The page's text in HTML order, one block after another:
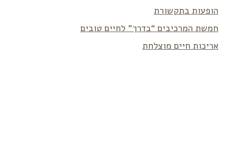
הופעות בתקשורת
חמשת המרכיבים “בדרך” לחיים טובים
אריכות חיים מוצלחת